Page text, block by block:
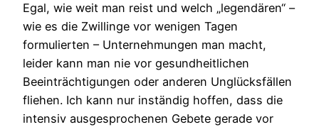
Egal, wie weit man reist und welch „legendären“ –
wie es die Zwillinge vor wenigen Tagen
formulierten – Unternehmungen man macht,
leider kann man nie vor gesundheitlichen
Beeinträchtigungen oder anderen Unglücksfällen
fliehen. Ich kann nur inständig hoffen, dass die
intensiv ausgesprochenen Gebete gerade vor